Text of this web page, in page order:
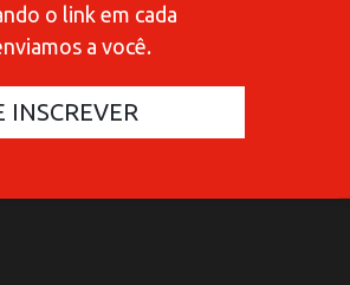
420
o link em cada
a você.